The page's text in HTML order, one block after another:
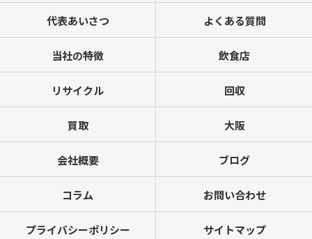
代表あいさつ よくある質問
当社の特徴 飲食店
リサイクル 回収
買取 大阪
会社概要 ブログ
コラム お問い合わせ
プライバシーポリシー サイトマップ